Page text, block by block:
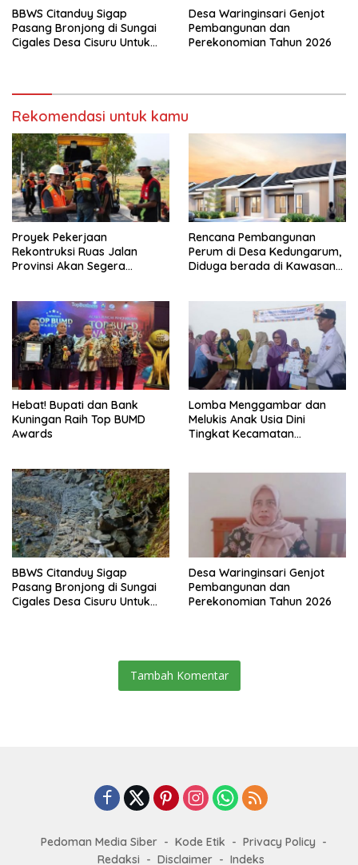
BBWS Citanduy Sigap
Pasang Bronjong di Sungai
Cigales Desa Cisuru Untuk
Desa Waringinsari Genjot
Pembangunan dan
Perekonomian Tahun 2026
Rekomendasi untuk kamu
Proyek Pekerjaan
Rekontruksi Ruas Jalan
Provinsi Akan Segera
Rencana Pembangunan
Perum di Desa Kedungarum,
Diduga berada di Kawasan
Hebat! Bupati dan Bank
Kuningan Raih Top BUMD
Awards
Lomba Menggambar dan
Melukis Anak Usia Dini
Tingkat Kecamatan
BBWS Citanduy Sigap
Pasang Bronjong di Sungai
Cigales Desa Cisuru Untuk
Desa Waringinsari Genjot
Pembangunan dan
Perekonomian Tahun 2026
Tambah Komentar
Pedoman Media Siber Kode Etik
Privacy Policy
Redaksi
Disclaimer Indeks